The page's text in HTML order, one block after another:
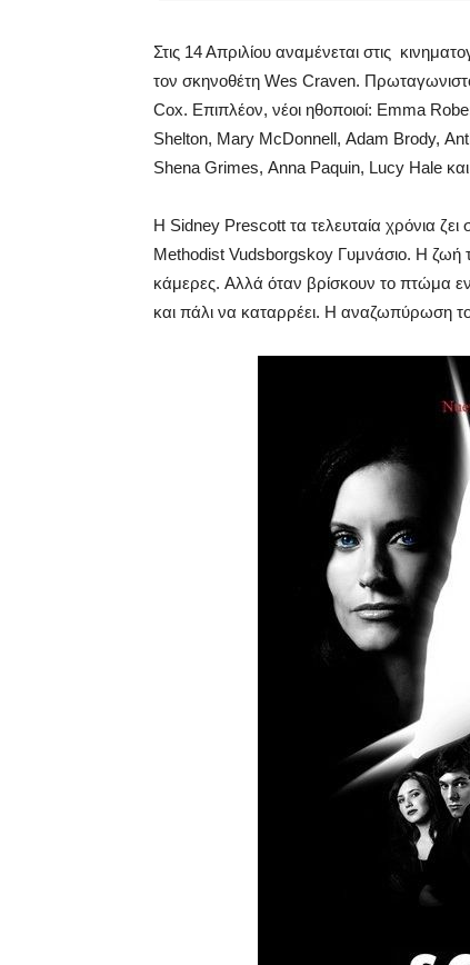
Στις 14 Απριλίου αναμένεται στις
τον σκηνοθέτη Wes Craven.
Cox. Επιπλέον, νέοι ηθοποιοί: Emma
Shelton, Mary McDonnell, Adam Brody,
Shena Grimes, Anna Paquin, Lucy Hale και
Η Sidney Prescott τα τελευταία χρόνια ζει
Methodist Vudsborgskoy Γυμνάσιο. Η ζωή
κάμερες. Αλλά όταν βρίσκουν το πτώμα
και πάλι να καταρρέει. Η αναζωπύρωση